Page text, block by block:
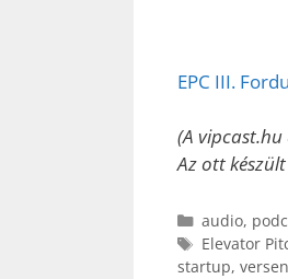
EPC III.
(A
Az ott
Kategória
audio,
Címkék
Elevator
startup,